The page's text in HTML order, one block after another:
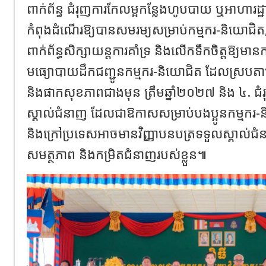
ពាក់ព័ន្ធ ជំរុញការកែលម្អកន្លែងហូបបាយ ឬអាហារ
កំពុងដំណើរឱ្យបានសមរម្យសម្រាប់កម្មករ-និយោ
ពាក់ព័ន្ធសិក្សាយន្តការគាំទ្រ និងលើកទឹកចិត្តឱ្យមានក
មធ្យោបាយដឹកជញ្ជូនកម្មករ-និយោជិត ដែលស្របតា
និងផាកសុខភាពជាងមុន ត្រឹមឆ្នាំ២០២៧ និង ៤. ជំរុ
ស្គាល់ជំនាញ ដែលជាឱកាសសម្រាប់បងប្អូនកម្មករ
និងក្រៅប្រទេសអាចមានវិញ្ញាបនបត្រទទួលស្គាល់
សមត្ថភាព និងកម្រិតជំនាញរបស់ខ្លួន៕